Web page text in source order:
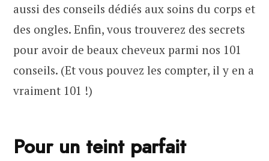
aussi des conseils dédiés aux soins du corps et
des ongles. Enfin, vous trouverez des secrets
pour avoir de beaux cheveux parmi nos 101
conseils. (Et vous pouvez les compter, il y en a
vraiment 101 !)
Pour un teint parfait